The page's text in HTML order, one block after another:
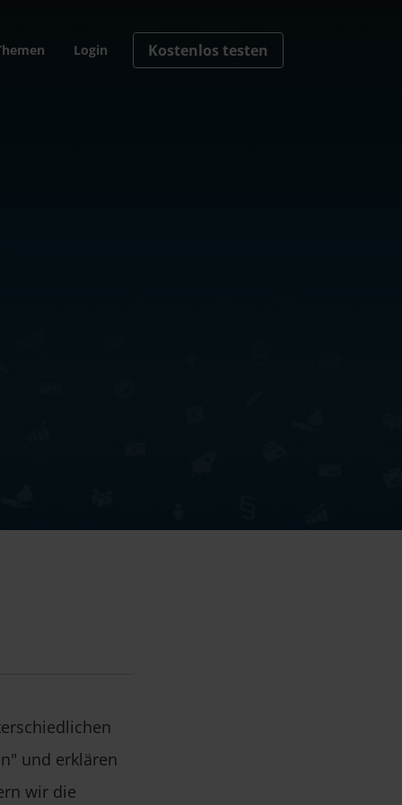
Login Kostenlos testen
und erklären
wir die